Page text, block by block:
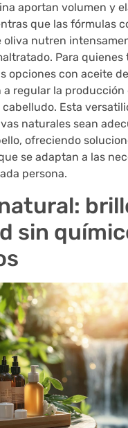
aportan volumen y
que las fórmulas
oliva nutren
Para quienes
opciones con aceite
regular la producción
cabelludo. Esta
naturales sean
ofreciendo
se adaptan a las
persona.
sin